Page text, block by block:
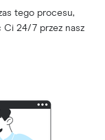
tego procesu,
Ci 24/7 przez nasz